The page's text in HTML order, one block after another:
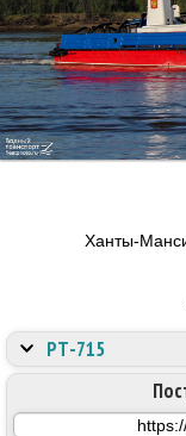
Ханты-
РТ-715